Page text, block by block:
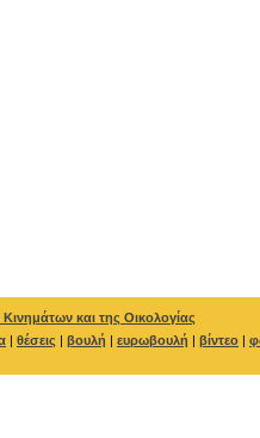
και της Οικολογίας
| θέσεις | βουλή | ευρωβουλή | βίντεο |